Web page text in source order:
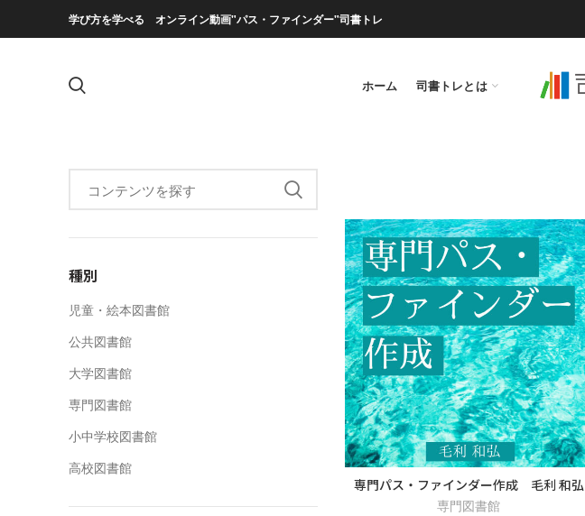
学び方を学べる オンライン動画"パス・ファインダー"司書トレ
ホーム 司書トレとは
種別
児童・絵本図書館
公共図書館
大学図書館
専門図書館
小中学校図書館
高校図書館
専門パス・ファインダー作成 毛利 和弘
専門図書館